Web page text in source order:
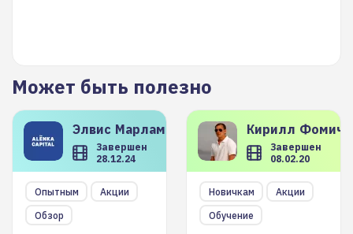
Может быть полезно
Элвис Марламов
Завершен
28.12.24
Опытным
Акции
Обзор
Кирилл
Завершен
08.02.20
Новичкам
Акции
Обучение